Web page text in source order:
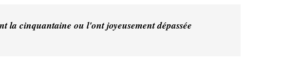
la cinquantaine ou l'ont joyeusement dépassée